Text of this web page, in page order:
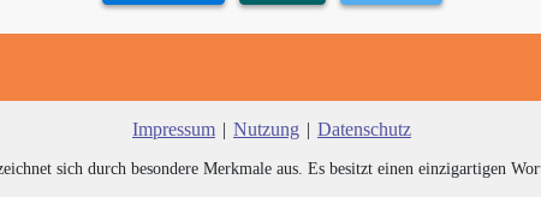
Impressum | Nutzung | Datenschutz
sich durch besondere Merkmale aus. Es besitzt einen einzigartigen